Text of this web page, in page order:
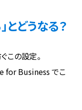
とどうなる？
この設定。
for Business でこ